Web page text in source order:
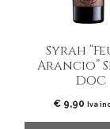
Syrah
Arancio”
DOC
€ 9,90 Iva